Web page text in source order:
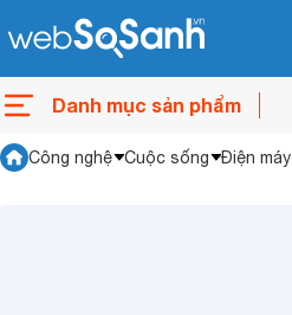
Danh mục sản phẩm
Công nghệ Cuộc sống Điện máy